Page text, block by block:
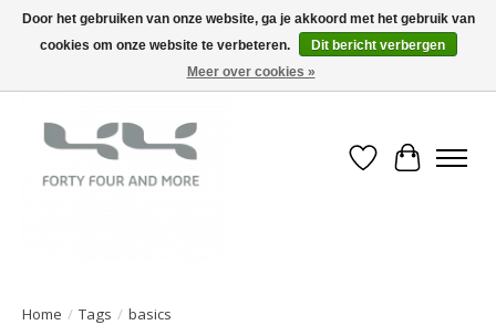
Verlanglijst
Home / Tags / basics
Door het gebruiken van onze website, ga je akkoord met het gebruik van
cookies om onze website te verbeteren.
Dit bericht verbergen
Meer over cookies »